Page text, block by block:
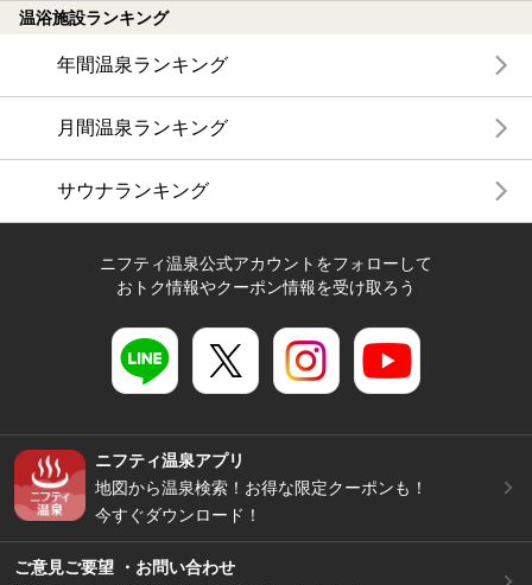
温浴施設ランキング
年間温泉ランキング
月間温泉ランキング
サウナランキング
ニフティ温泉公式アカウントをフォローして
おトク情報やクーポン情報を受け取ろう
ニフティ温泉アプリ
地図から温泉検索！お得な限定クーポンも！
今すぐダウンロード！
ご意見ご要望 ・お問い合わせ